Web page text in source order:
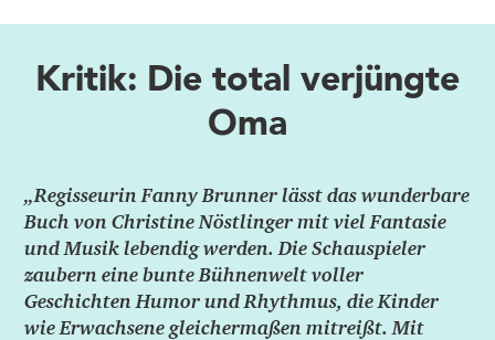
Kritik: Die total verjüngte
Oma
„Regisseurin Fanny Brunner lässt das wunderbare
Buch von Christine Nöstlinger mit viel Fantasie
und Musik lebendig werden. Die Schauspieler
zaubern eine bunte Bühnenwelt voller
Geschichten Humor und Rhythmus, die Kinder
wie Erwachsene gleichermaßen mitreißt. Mit